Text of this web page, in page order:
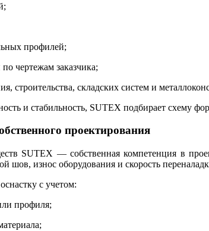
профилей;
чертежам заказчика;
строительства, складских систем и
и стабильность, SUTEX подбирает схему
проектирования
SUTEX — собственная компетенция в
шов, износ оборудования и скорость
с учетом:
профиля;